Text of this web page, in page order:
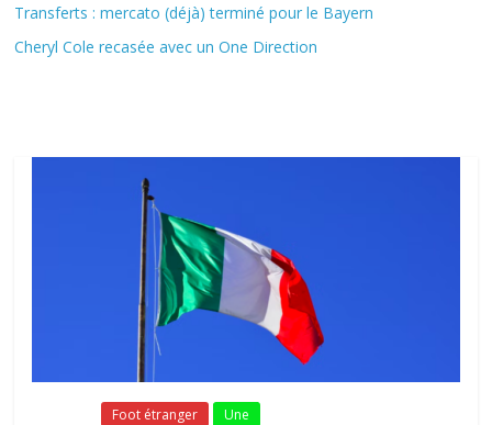
Transferts : mercato (déjà) terminé pour le Bayern
Cheryl Cole recasée avec un One Direction
Foot étranger Une